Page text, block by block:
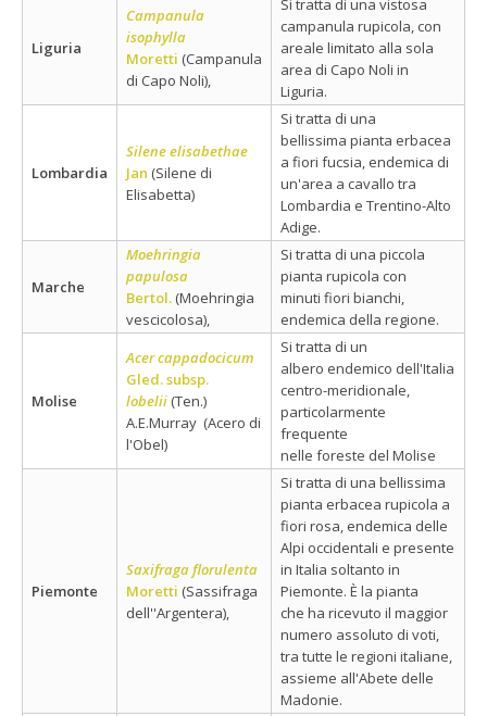
Liguria
Campanula
isophylla
Moretti (Campanula
di Capo Noli),
Si tratta di una vistosa
campanula rupicola, con
areale limitato alla sola
area di Capo Noli in
Liguria.
Lombardia
Silene elisabethae
Jan (Silene di
Elisabetta)
Si tratta di una
bellissima pianta erbacea
a fiori fucsia, endemica di
un'area a cavallo tra
Lombardia e Trentino-Alto
Adige.
Marche
Moehringia
papulosa
Bertol. (Moehringia
vescicolosa),
Si tratta di una piccola
pianta rupicola con
minuti fiori bianchi,
endemica della regione.
Molise
Acer cappadocicum
Gled. subsp.
lobelii (Ten.)
A.E.Murray (Acero di
l'Obel)
Si tratta di un
albero endemico dell'Italia
centro-meridionale,
particolarmente
frequente
nelle foreste del Molise
Piemonte
Saxifraga florulenta
Moretti (Sassifraga
dell''Argentera),
Si tratta di una bellissima
pianta erbacea rupicola a
fiori rosa, endemica delle
Alpi occidentali e presente
in Italia soltanto in
Piemonte. È la pianta
che ha ricevuto il maggior
numero assoluto di voti,
tra tutte le regioni italiane,
assieme all'Abete delle
Madonie.